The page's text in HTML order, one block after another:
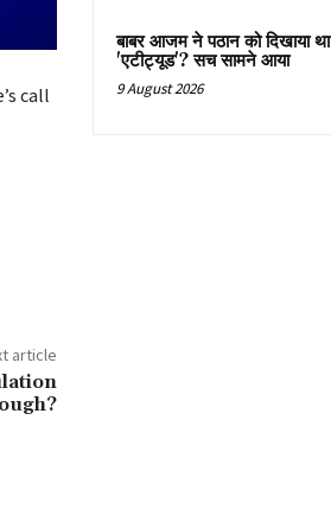
call
article
बाबर आजम ने पठान को दिखाया था
'एटीट्यूड'? सच सामने आया
9 August 2026